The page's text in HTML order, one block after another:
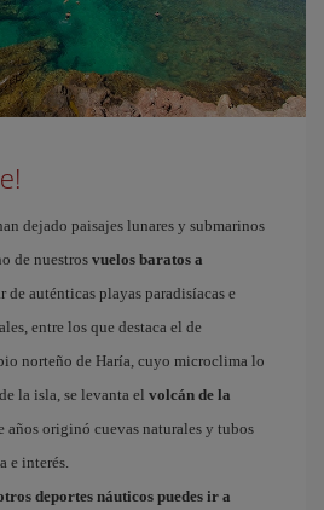
dejado paisajes lunares y submarinos
de nuestros vuelos baratos a
de auténticas playas paradisíacas e
entre los que destaca el de
norteño de Haría, cuyo microclima lo
la isla, se levanta el volcán de la
años originó cuevas naturales y tubos
e interés.
deportes náuticos puedes ir a